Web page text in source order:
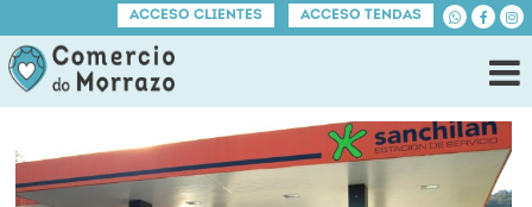
ACCESO CLIENTES ACCESO TENDAS